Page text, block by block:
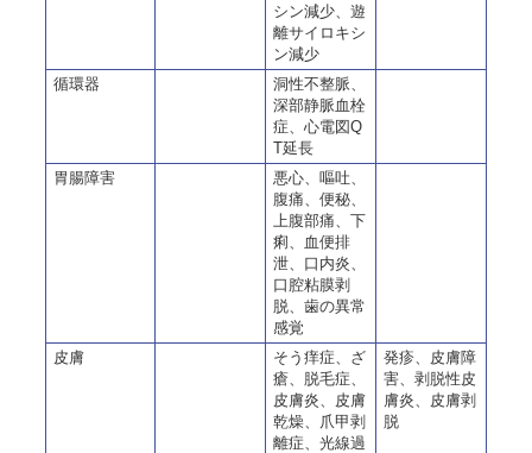
シン減少、遊
離サイロキシ
ン減少
循環器
洞性不整脈、
深部静脈血栓
症、 心電図Q
T延長
胃腸障害
悪心、嘔吐、
腹痛、便秘、
上腹部痛、下
痢、血便排
泄、口内炎、
口腔粘膜剥
脱、歯の異常
感覚
皮膚
そう痒症、ざ
瘡、 脱毛症、
皮膚炎、 皮膚
乾燥、爪甲剥
離症、 光線過
発疹、皮膚障
害、剥脱性皮
膚炎、皮膚剥
脱